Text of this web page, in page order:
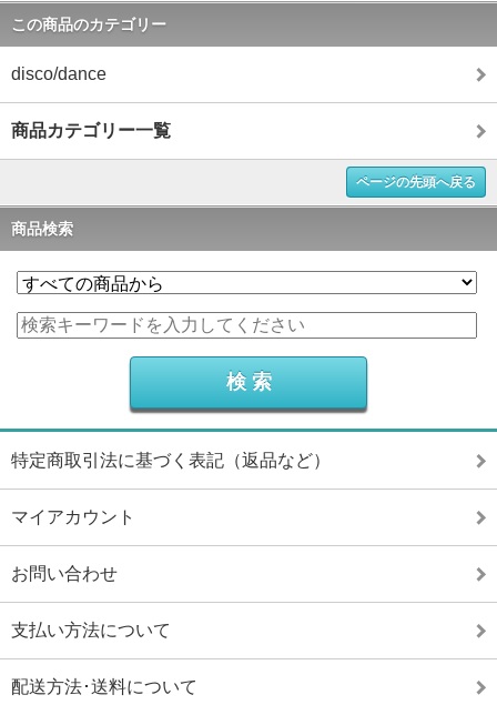
この商品のカテゴリー
disco/dance
商品カテゴリー一覧
ページの先頭へ戻る
商品検索
特定商取引法に基づく表記（返品など）
マイアカウント
お問い合わせ
支払い方法について
配送方法･送料について